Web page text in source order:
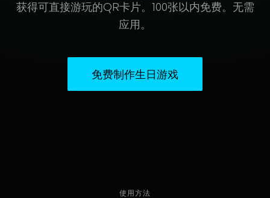
获得可直接游玩的QR卡片。100张以内免费。无需
应用。
免费制作生日游戏
使用方法